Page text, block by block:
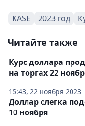
KASE 2023 год
Читайте также
15:43, 22 ноября 2023
Курс доллара
на торгах 22
Доллар слегка
10 ноября